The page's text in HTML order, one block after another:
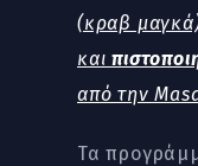
(κραβ
και
από την
Τα